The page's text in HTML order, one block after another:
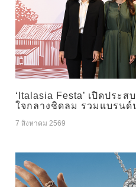
‘Italasia Festa’ เปิดประ
ใจกลางชิดลม รวมแบรนด์
7 สิงหาคม 2569